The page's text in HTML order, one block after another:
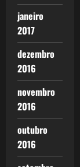
janeiro
2017
dezembro
2016
novembro
2016
outubro
2016